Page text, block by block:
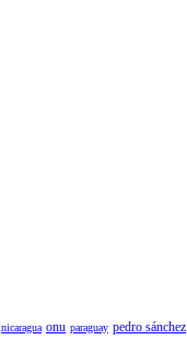
nicaragua onu paraguay pedro sánchez